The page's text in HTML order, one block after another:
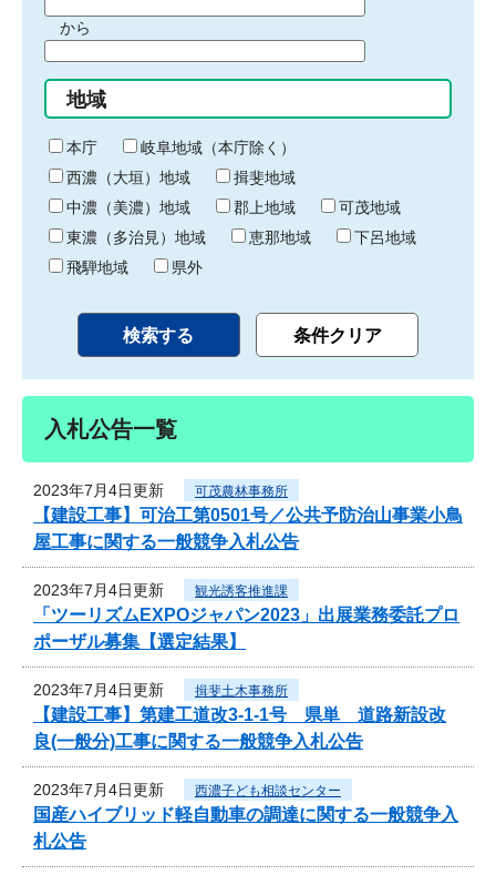
間
始
り
から
間
終
わ
り
地域
本庁
岐阜地域（本庁除く）
西濃（大垣）地域
揖斐地域
中濃（美濃）地域
郡上地域
可茂地域
東濃（多治見）地域
恵那地域
下呂地域
飛騨地域
県外
入札公告一覧
2023年7月4日更新 可茂農林事務所
【建設工事】可治工第0501号／公共予防治山事業小鳥
屋工事に関する一般競争入札公告
2023年7月4日更新 観光誘客推進課
「ツーリズムEXPOジャパン2023」出展業務委託プロ
ポーザル募集【選定結果】
2023年7月4日更新 揖斐土木事務所
【建設工事】第建工道改3-1-1号 県単 道路新設改
良(一般分)工事に関する一般競争入札公告
2023年7月4日更新 西濃子ども相談センター
国産ハイブリッド軽自動車の調達に関する一般競争入
札公告